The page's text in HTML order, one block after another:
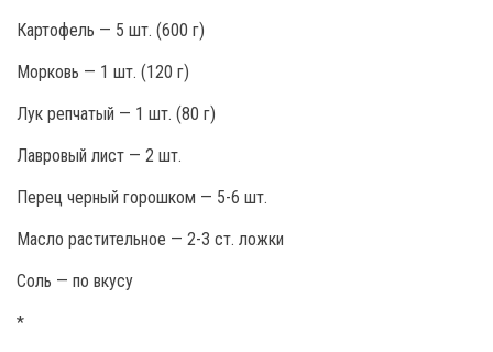
Картофель — 5 шт. (600 г)
Морковь — 1 шт. (120 г)
Лук репчатый — 1 шт. (80 г)
Лавровый лист — 2 шт.
Перец черный горошком — 5-6 шт.
Масло растительное — 2-3 ст. ложки
Соль — по вкусу
*